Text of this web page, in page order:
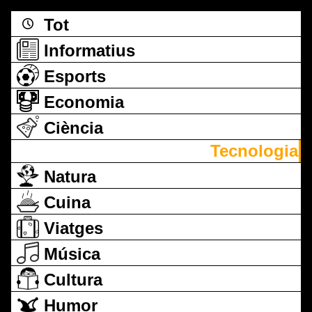
Tot
Informatius
Esports
Economia
Ciència
Tecnologia
Natura
Cuina
Viatges
Música
Cultura
Humor